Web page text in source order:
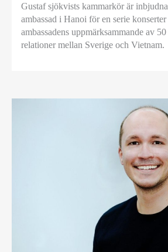
Gustaf sjökvists kammarkör är
ambassad i Hanoi för en serie
ambassadens uppmärksammande av
relationer mellan Sverige och Vietnam.